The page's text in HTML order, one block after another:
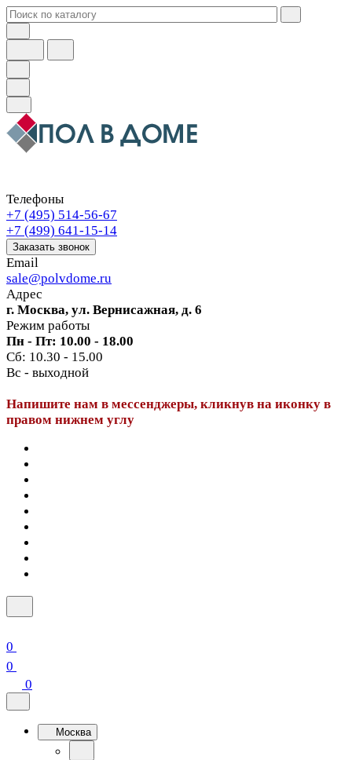
Телефоны
+7 (495) 514-56-67
+7 (499) 641-15-14
Заказать звонок
Email
sale@polvdome.ru
Адрес
г. Москва, ул. Вернисажная, д. 6
Режим работы
Пн - Пт: 10.00 - 18.00
Сб: 10.30 - 15.00
Вс - выходной
Напишите нам в мессенджеры, кликнув на иконку в
правом нижнем углу
0
0
0
Москва